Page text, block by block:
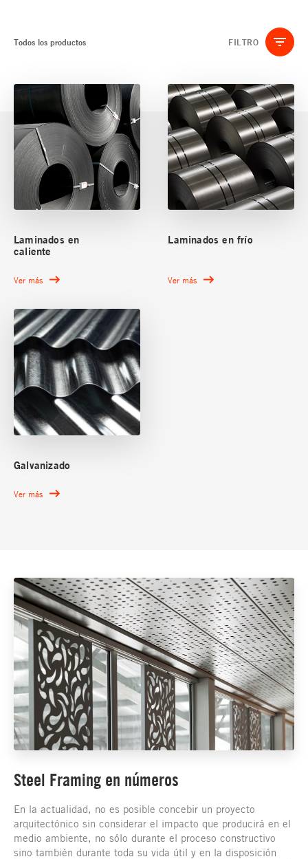
Todos los productos FILTRO
Laminados en
caliente
Ver más
Laminados en frío
Ver más
Galvanizado
Ver más
Steel Framing en números
En la actualidad, no es posible concebir un proyecto
arquitectónico sin considerar el impacto que producirá en el
medio ambiente, no sólo durante el proceso constructivo
sino también durante toda su vida útil y en la disposición